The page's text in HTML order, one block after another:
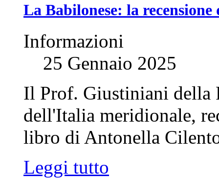
La Babilonese: la
Informazioni
25 Gennaio 2025
Il Prof. Giustiniani della
dell'Italia meridionale,
libro di Antonella
Leggi tutto